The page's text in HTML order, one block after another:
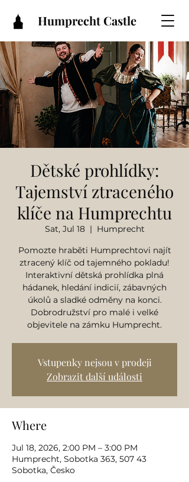
Humprecht Castle
Dětské prohlídky:
Tajemství ztraceného
klíče na Humprechtu
Sat, Jul 18
  |
Humprecht
Pomozte hraběti Humprechtovi najít
ztracený klíč od tajemného pokladu!
Interaktivní dětská prohlídka plná
hádanek, hledání indicií, zábavných
úkolů a sladké odměny na konci.
Dobrodružství pro malé i velké
objevitele na zámku Humprecht.
Vstupenky nejsou v prodeji
Zobrazit další události
Where
Jul 18, 2026, 2:00 PM – 3:00 PM
Humprecht, Sobotka 363, 507 43
Sobotka, Česko